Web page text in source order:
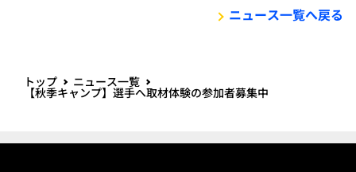
ニュース一覧へ戻る
トップ ニュース一覧
【秋季キャンプ】選手へ取材体験の参加者募集中